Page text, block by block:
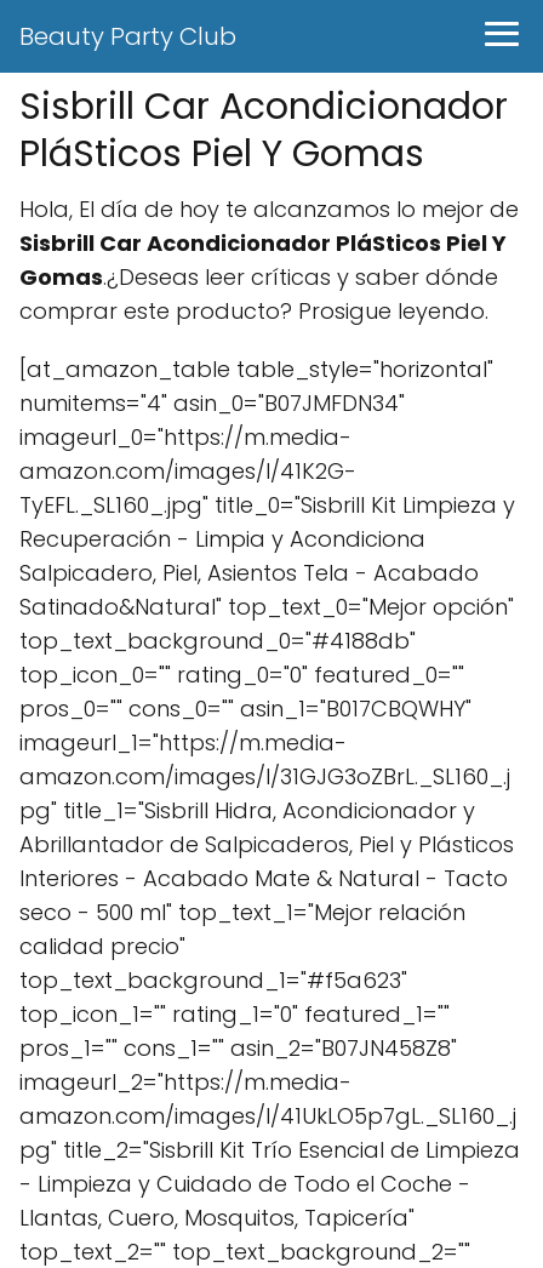
Beauty Party Club
Sisbrill Car Acondicionador
PláSticos Piel Y Gomas
Hola, El día de hoy te alcanzamos lo mejor de
Sisbrill Car Acondicionador PláSticos Piel Y
Gomas.¿Deseas leer críticas y saber dónde
comprar este producto? Prosigue leyendo.
[at_amazon_table table_style="horizontal"
numitems="4" asin_0="B07JMFDN34"
imageurl_0="https://m.media-
amazon.com/images/I/41K2G-
TyEFL._SL160_.jpg" title_0="Sisbrill Kit Limpieza y
Recuperación - Limpia y Acondiciona
Salpicadero, Piel, Asientos Tela - Acabado
Satinado&Natural" top_text_0="Mejor opción"
top_text_background_0="#4188db"
top_icon_0="" rating_0="0" featured_0=""
pros_0="" cons_0="" asin_1="B017CBQWHY"
imageurl_1="https://m.media-
amazon.com/images/I/31GJG3oZBrL._SL160_.j
pg" title_1="Sisbrill Hidra, Acondicionador y
Abrillantador de Salpicaderos, Piel y Plásticos
Interiores - Acabado Mate & Natural - Tacto
seco - 500 ml" top_text_1="Mejor relación
calidad precio"
top_text_background_1="#f5a623"
top_icon_1="" rating_1="0" featured_1=""
pros_1="" cons_1="" asin_2="B07JN458Z8"
imageurl_2="https://m.media-
amazon.com/images/I/41UkLO5p7gL._SL160_.j
pg" title_2="Sisbrill Kit Trío Esencial de Limpieza
- Limpieza y Cuidado de Todo el Coche -
Llantas, Cuero, Mosquitos, Tapicería"
top_text_2="" top_text_background_2=""